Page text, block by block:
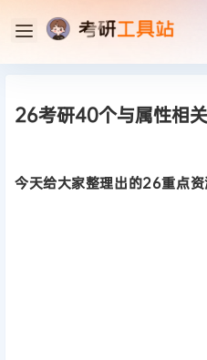
26考研40个与属性相
今天给大家整理出的26重点资